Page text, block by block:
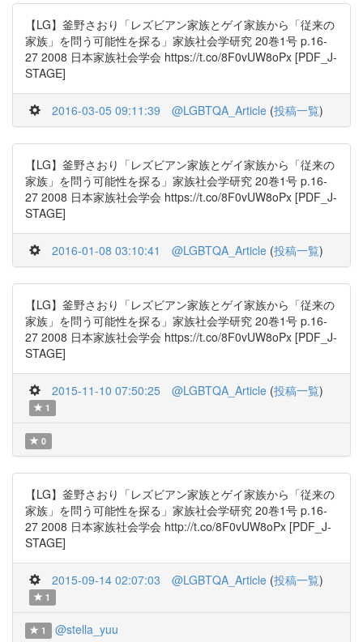
【LG】釜野さおり「レズビアン家族とゲイ家族から「従来の
家族」を問う可能性を探る」家族社会学研究 20巻1号 p.16-
27 2008 日本家族社会学会 https://t.co/8F0vUW8oPx [PDF_J-
STAGE]
2016-03-05 09:11:39 @LGBTQA_Article (投稿一覧)
【LG】釜野さおり「レズビアン家族とゲイ家族から「従来の
家族」を問う可能性を探る」家族社会学研究 20巻1号 p.16-
27 2008 日本家族社会学会 https://t.co/8F0vUW8oPx [PDF_J-
STAGE]
2016-01-08 03:10:41 @LGBTQA_Article (投稿一覧)
【LG】釜野さおり「レズビアン家族とゲイ家族から「従来の
家族」を問う可能性を探る」家族社会学研究 20巻1号 p.16-
27 2008 日本家族社会学会 https://t.co/8F0vUW8oPx [PDF_J-
STAGE]
2015-11-10 07:50:25 @LGBTQA_Article (投稿一覧)
1
0
【LG】釜野さおり「レズビアン家族とゲイ家族から「従来の
家族」を問う可能性を探る」家族社会学研究 20巻1号 p.16-
27 2008 日本家族社会学会 http://t.co/8F0vUW8oPx [PDF_J-
STAGE]
2015-09-14 02:07:03 @LGBTQA_Article (投稿一覧)
1
1 @stella_yuu